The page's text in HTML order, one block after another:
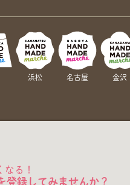
る！
登録してみませんか？
浜松 名古屋 金沢